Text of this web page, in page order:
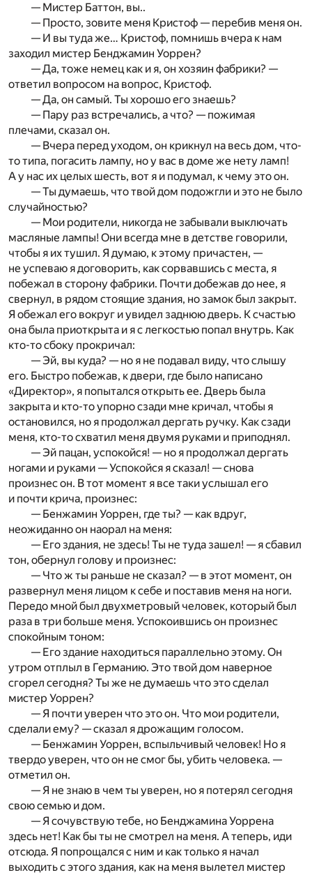
— Мистер Баттон, вы..
— Просто, зовите меня Кристоф — перебив меня он.
— И вы туда же… Кристоф, помнишь вчера к нам
заходил мистер Бенджамин Уоррен?
— Да, тоже немец как и я, он хозяин фабрики? —
ответил вопросом на вопрос, Кристоф.
— Да, он самый. Ты хорошо его знаешь?
— Пару раз встречались, а что? — пожимая
плечами, сказал он.
— Вчера перед уходом, он крикнул на весь дом, что-
то типа, погасить лампу, но у вас в доме же нету ламп!
А у нас их целых шесть, вот я и подумал, к чему это он.
— Ты думаешь, что твой дом подожгли и это не было
случайностью?
— Мои родители, никогда не забывали выключать
масляные лампы! Они всегда мне в детстве говорили,
чтобы я их тушил. Я думаю, к этому причастен, —
не успеваю я договорить, как сорвавшись с места, я
побежал в сторону фабрики. Почти добежав до нее, я
свернул, в рядом стоящие здания, но замок был закрыт.
Я обежал его вокруг и увидел заднюю дверь. К счастью
она была приоткрыта и я с легкостью попал внутрь. Как
кто-то сбоку прокричал:
— Эй, вы куда? — но я не подавал виду, что слышу
его. Быстро побежав, к двери, где было написано
«Директор», я попытался открыть ее. Дверь была
закрыта и кто-то упорно сзади мне кричал, чтобы я
остановился, но я продолжал дергать ручку. Как сзади
меня, кто-то схватил меня двумя руками и приподнял.
— Эй пацан, успокойся! — но я продолжал дергать
ногами и руками — Успокойся я сказал! — снова
произнес он. В тот момент я все таки услышал его
и почти крича, произнес:
— Бенжамин Уоррен, где ты? — как вдруг,
неожиданно он наорал на меня:
— Его здания, не здесь! Ты не туда зашел! — я сбавил
тон, обернул голову и произнес:
— Что ж ты раньше не сказал? — в этот момент, он
развернул меня лицом к себе и поставив меня на ноги.
Передо мной был двухметровый человек, который был
раза в три больше меня. Успокоившись он произнес
спокойным тоном:
— Его здание находиться параллельно этому. Он
утром отплыл в Германию. Это твой дом наверное
сгорел сегодня? Ты же не думаешь что это сделал
мистер Уоррен?
— Я почти уверен что это он. Что мои родители,
сделали ему? — сказал я дрожащим голосом.
— Бенжамин Уоррен, вспыльчивый человек! Но я
твердо уверен, что он не смог бы, убить человека. —
отметил он.
— Я не знаю в чем ты уверен, но я потерял сегодня
свою семью и дом.
— Я сочувствую тебе, но Бенджамина Уоррена
здесь нет! Как бы ты не смотрел на меня. А теперь, иди
отсюда. Я попрощался с ним и как только я начал
выходить с этого здания, как на меня вылетел мистер